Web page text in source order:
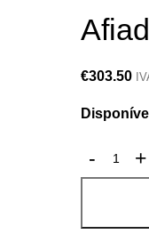
€303.50